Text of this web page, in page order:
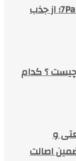
خدمات شبکه‌های اجتماعی 7Panel؛ از جذب
؟ کدام
و
اصالت